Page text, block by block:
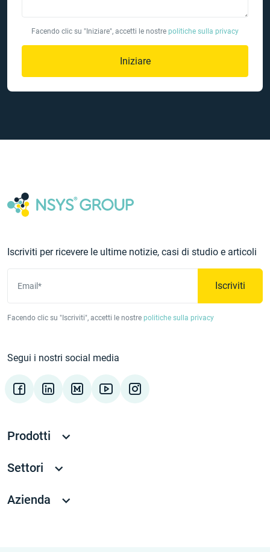
Facendo clic su "Iniziare", accetti le nostre politiche sulla privacy
Iniziare
Iscriviti per ricevere le ultime notizie, casi di studio e articoli
Email* Iscriviti
Facendo clic su "Iscriviti", accetti le nostre politiche sulla privacy
Segui i nostri social media
Prodotti
Settori
Azienda